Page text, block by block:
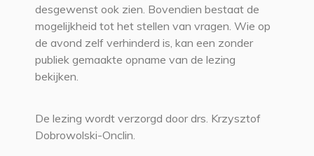
desgewenst ook zien. Bovendien bestaat de
mogelijkheid tot het stellen van vragen. Wie op
de avond zelf verhinderd is, kan een zonder
publiek gemaakte opname van de lezing
bekijken.
De lezing wordt verzorgd door drs. Krzysztof
Dobrowolski-Onclin.